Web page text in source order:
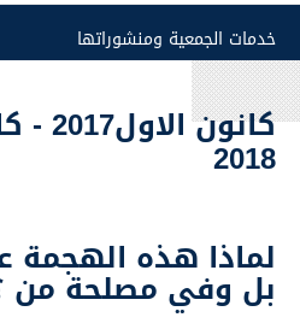
2018
لماذا هذه الهجمة
بل وفي مصلحة من